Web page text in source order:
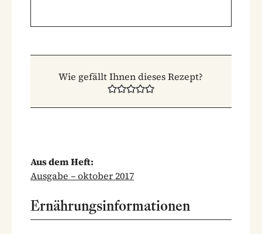
Wie gefällt Ihnen dieses Rezept?
Aus dem Heft:
Ausgabe – oktober 2017
Ernährungsinformationen